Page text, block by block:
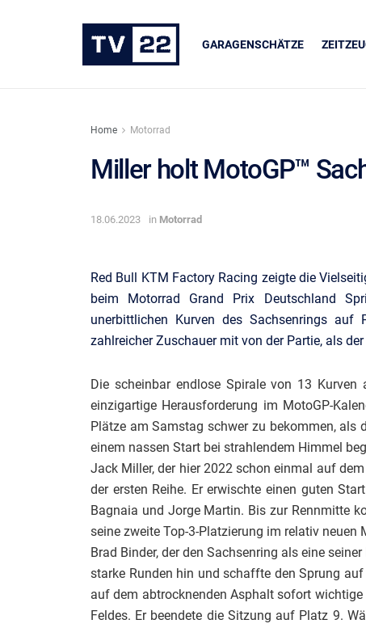
GARAGENSCHÄTZE
Home Motorrad
Miller holt MotoGP™
18.06.2023 in Motorrad
Red Bull KTM Factory Racing zeigte die
beim Motorrad Grand Prix Deutschland
unerbittlichen Kurven des Sachsenrings
zahlreicher Zuschauer mit von der Partie, als
Die scheinbar endlose Spirale von 13
einzigartige Herausforderung im MotoGP-
Plätze am Samstag schwer zu bekommen,
einem nassen Start bei strahlendem Himmel
Jack Miller, der hier 2022 schon einmal auf
der ersten Reihe. Er erwischte einen guten
Bagnaia und Jorge Martin. Bis zur Rennmitte
seine zweite Top-3-Platzierung im relativ neuen
Brad Binder, der den Sachsenring als eine
starke Runden hin und schaffte den Sprung
auf dem abtrocknenden Asphalt sofort
Feldes. Er beendete die Sitzung auf Platz 9.